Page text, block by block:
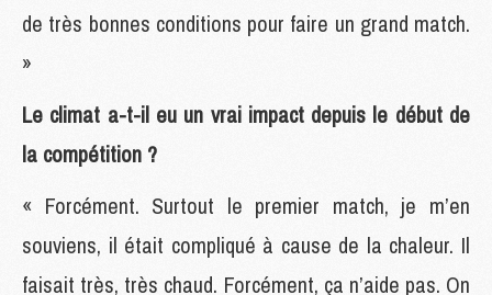
de très bonnes conditions pour faire un grand match.
»
Le climat a-t-il eu un vrai impact depuis le début de
la compétition ?
« Forcément. Surtout le premier match, je m’en
souviens, il était compliqué à cause de la chaleur. Il
faisait très, très chaud. Forcément, ça n’aide pas. On